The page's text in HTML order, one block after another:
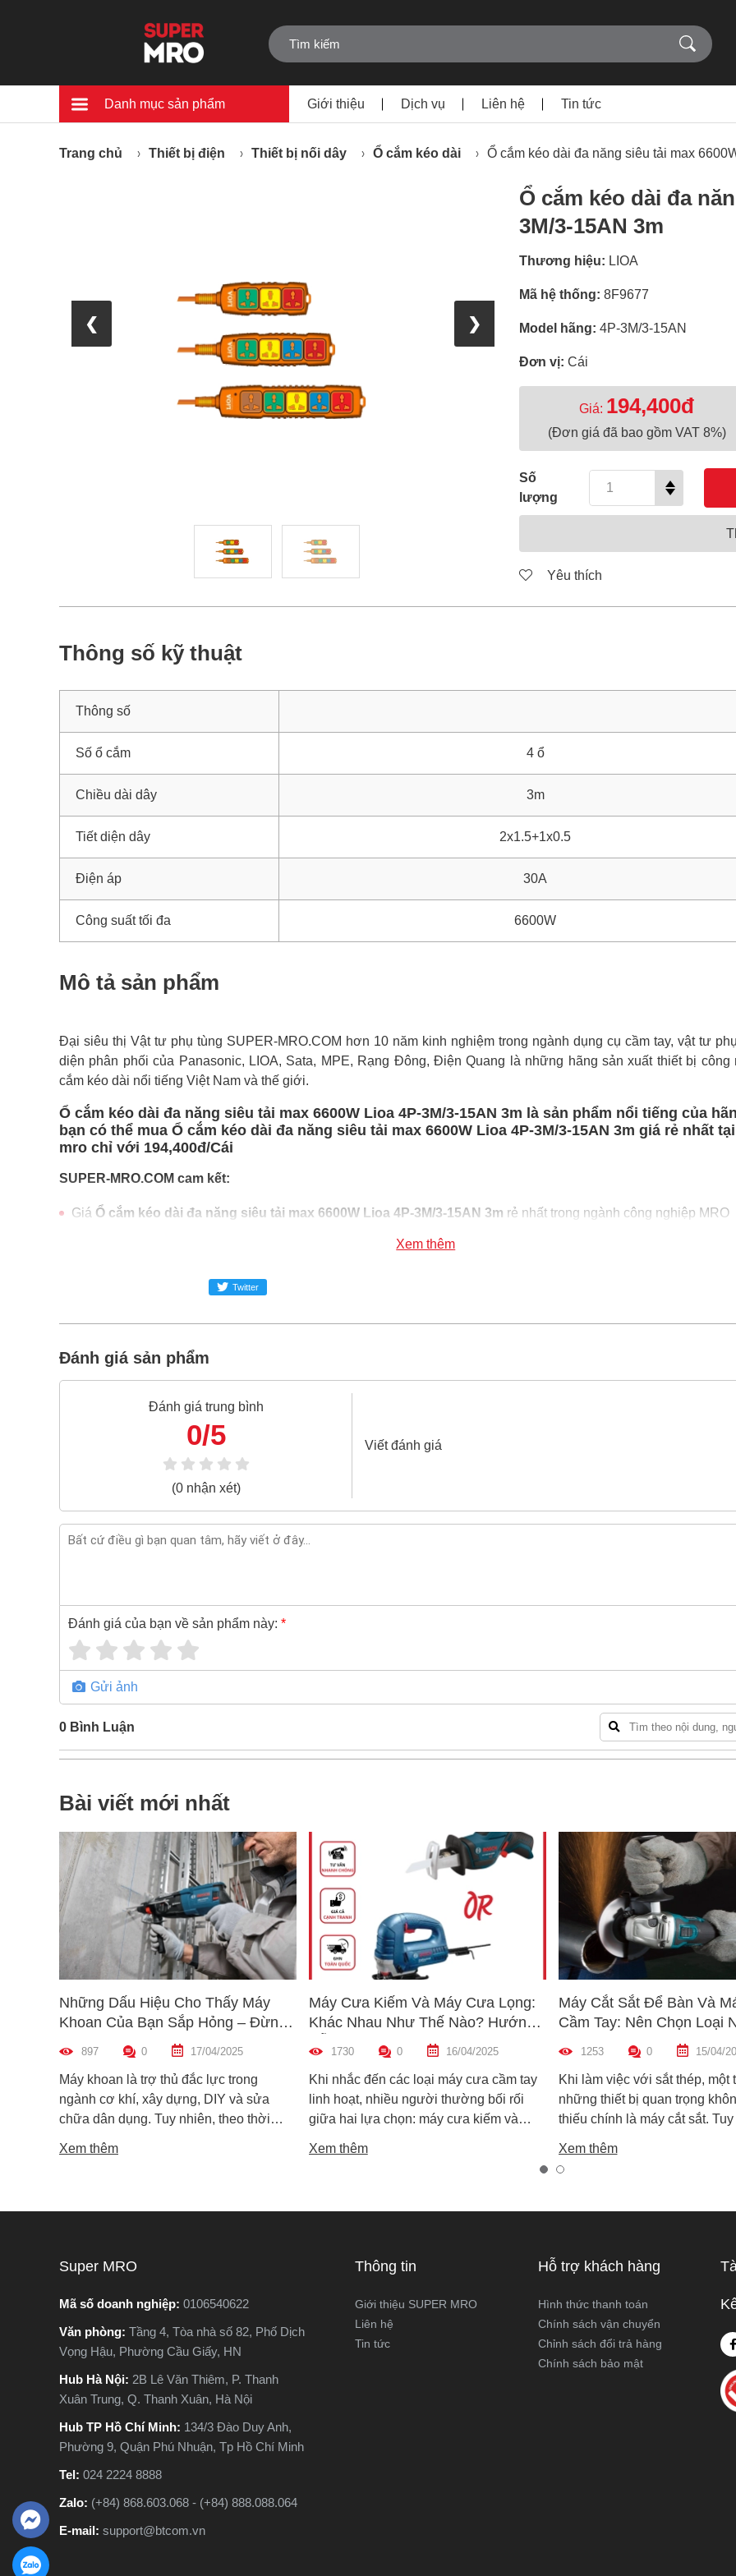
Danh mục sản phẩm Giới thiệu Dịch vụ Liên hệ Tin tức
Trang chủ Thiết bị điện Thiết bị nối dây Ổ cắm kéo dài Ổ cắm kéo dài đa năng siêu tải max
❮ ❯
Ổ cắm kéo dài đa
3M/3-15AN 3m
Thương hiệu: LIOA
Mã hệ thống: 8F9677
Model hãng: 4P-3M/3-15AN
Đơn vị: Cái
Giá: 194,400đ
(Đơn giá đã bao gồm VAT 8%)
Số
lượng
Yêu thích
Thông số kỹ thuật
Thông số
Số ổ cắm 4 ổ
Chiều dài dây 3m
Tiết diện dây 2x1.5+1x0.5
Điện áp 30A
Công suất tối đa 6600W
Mô tả sản phẩm
Đại siêu thị Vật tư phụ tùng SUPER-MRO.COM hơn 10 năm kinh nghiệm trong ngành dụng cụ cầm tay, vật tư
diện phân phối của Panasonic, LIOA, Sata, MPE, Rạng Đông, Điện Quang là những hãng sản xuất thiết bị công
cắm kéo dài nổi tiếng Việt Nam và thế giới.
Ổ cắm kéo dài đa năng siêu tải max 6600W Lioa 4P-3M/3-15AN 3m là sản phẩm nổi tiếng của
bạn có thể mua Ổ cắm kéo dài đa năng siêu tải max 6600W Lioa 4P-3M/3-15AN 3m giá rẻ nhất
mro chỉ với 194,400đ/Cái
SUPER-MRO.COM cam kết:
Giá Ổ cắm kéo dài đa năng siêu tải max 6600W Lioa 4P-3M/3-15AN 3m rẻ nhất trong ngành công nghiệp MRO
Ổ cắm kéo dài đa năng siêu tải max 6600W Lioa 4P-3M/3-15AN 3m
Bao 1 đổi 1 trong 24 giờ
Nếu bạn cần thêm thông tin củaỔ cắm kéo dài đa năng siêu tải max 6600W Lioa 4P-3M/3-15AN 3mxin vui
hotline - 024.2224.8888
Xem thêm
Twitter
Đánh giá sản phẩm
Đánh giá trung bình
0/5
(0 nhận xét)
Viết đánh giá
Đánh giá của bạn về sản phẩm này: *
Gửi ảnh
0 Bình Luận
Bài viết mới nhất
Những Dấu Hiệu Cho Thấy Máy
Khoan Của Bạn Sắp Hỏng – Đừng
897 0 17/04/2025
Máy khoan là trợ thủ đắc lực trong
ngành cơ khí, xây dựng, DIY và sửa
chữa dân dụng. Tuy nhiên, theo thời
xuống cấp và hư hỏng nếu không được
các dấu hiệu máy khoan sắp hỏng? Hãy
cùng Super MRO tìm hiểu 7 dấu hiệu
sửa chữa kịp thời và kéo dài tuổi thọ
cho máy khoan.
Xem thêm
Máy Cưa Kiếm Và Máy Cưa Lọng:
Khác Nhau Như Thế Nào? Hướng
Dẫn Chọn Máy Phù Hợp
1730 0 16/04/2025
Khi nhắc đến các loại máy cưa cầm tay
linh hoạt, nhiều người thường bối rối
giữa hai lựa chọn: máy cưa kiếm và
trong các công việc cắt gỗ, sắt, nhựa và
khác nhau như thế nào? Loại nào sẽ
phù hợp với công việc của bạn hơn?
Xem thêm
Máy Cắt Sắt Để Bàn Và
Cầm Tay: Nên Chọn Loại
Hợp Nhất?
1253 0 15/04/
Khi làm việc với sắt thép, một
những thiết bị quan trọng
thiếu chính là máy cắt sắt.
biến là máy cắt sắt để bàn và
sắt cầm tay, khiến nhiều
và tư vấn chọn lựa loại máy
nhất với nhu cầu sử dụng
Xem thêm
Super MRO
Mã số doanh nghiệp: 0106540622
Văn phòng: Tầng 4, Tòa nhà số 82, Phố Dịch
Vọng Hậu, Phường Cầu Giấy, HN
Hub Hà Nội: 2B Lê Văn Thiêm, P. Thanh
Xuân Trung, Q. Thanh Xuân, Hà Nội
Hub TP Hồ Chí Minh: 134/3 Đào Duy Anh,
Phường 9, Quận Phú Nhuận, Tp Hồ Chí Minh
Tel: 024 2224 8888
Zalo: (+84) 868.603.068 - (+84) 888.088.064
E-mail: support@btcom.vn
Thông tin
Giới thiệu SUPER MRO
Liên hệ
Tin tức
Hỗ trợ khách hàng
Hình thức thanh toán
Chính sách vận chuyển
Chỉnh sách đổi trả hàng
Chính sách bảo mật